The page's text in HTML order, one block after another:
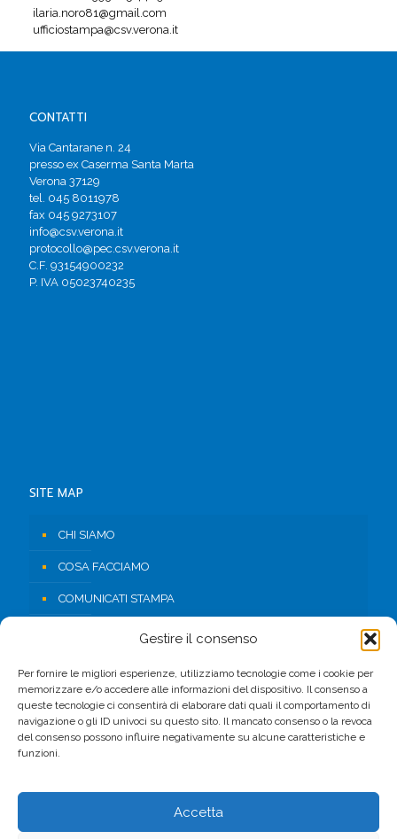
Gestire il consenso
Per fornire le migliori esperienze, utilizziamo tecnologie come i cookie per
memorizzare e/o accedere alle informazioni del dispositivo. Il consenso a
queste tecnologie ci consentirà di elaborare dati quali il comportamento di
navigazione o gli ID univoci su questo sito. Il mancato consenso o la revoca
del consenso possono influire negativamente su alcune caratteristiche e
funzioni.
Accetta
ilaria.noro81@gmail.com
ufficiostampa@csv.verona.it
CONTATTI
Via Cantarane n. 24
presso ex Caserma Santa Marta
Verona 37129
tel. 045 8011978
fax 045 9273107
info@csv.verona.it
protocollo@pec.csv.verona.it
C.F. 93154900232
P. IVA 05023740235
SITE MAP
CHI SIAMO
COSA FACCIAMO
COMUNICATI STAMPA
AREA RISERVATA
FACEBOOK